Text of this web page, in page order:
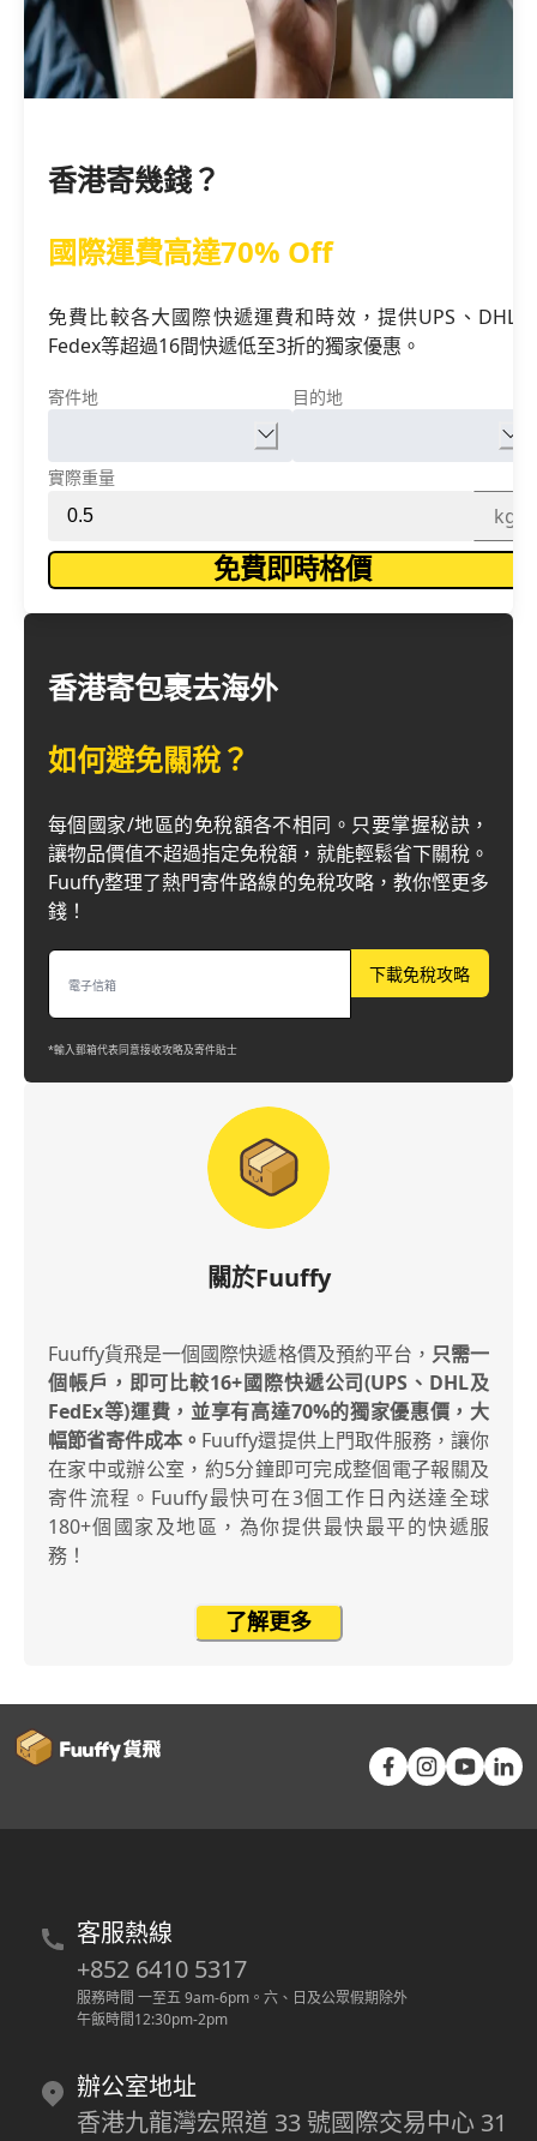
關於Fuuffy
Fuuffy貨飛是一個國際快遞格價及預約平台， 只需一
個帳戶，即可比較16+國際快遞公司(UPS、DHL及
FedEx等)運費，並享有高達70%的獨家優惠價，大
幅節省寄件成本。 Fuuffy還提供上門取件服務，讓你
在家中或辦公室，約5分鐘即可完成整個電子報關及
寄件流程。Fuuffy最快可在3個工作日內送達全球
180+個國家及地區，為你提供最快最平的快遞服
務！
了解更多
香港寄包裹去海外
如何避免關稅？
每個國家/地區的免稅額各不相同。只要掌握秘訣，
讓物品價值不超過指定免稅額，就能輕鬆省下關稅。
Fuuffy整理了熱門寄件路線的免稅攻略，教你慳更多
錢！
下載免稅攻略
*輸入郵箱代表同意接收攻略及寄件貼士
香港寄幾錢？
國際運費高達70% Off
免費比較各大國際快遞運費和時效，提供UPS、DHL、
Fedex等超過16間快遞低至3折的獨家優惠。
寄件地 目的地
實際重量
kg
免費即時格價
客服熱線
+852 6410 5317
服務時間 一至五 9am-6pm 。 六、日及公眾假期除外
午飯時間12:30pm-2pm
辦公室地址
香港九龍灣宏照道 33 號國際交易中心 31